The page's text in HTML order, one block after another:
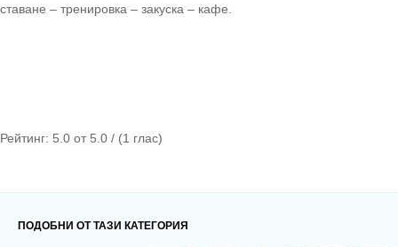
ставане – тренировка – закуска – кафе.
Рейтинг: 5.0 от 5.0 / (1 глас)
ПОДОБНИ ОТ ТАЗИ КАТЕГОРИЯ